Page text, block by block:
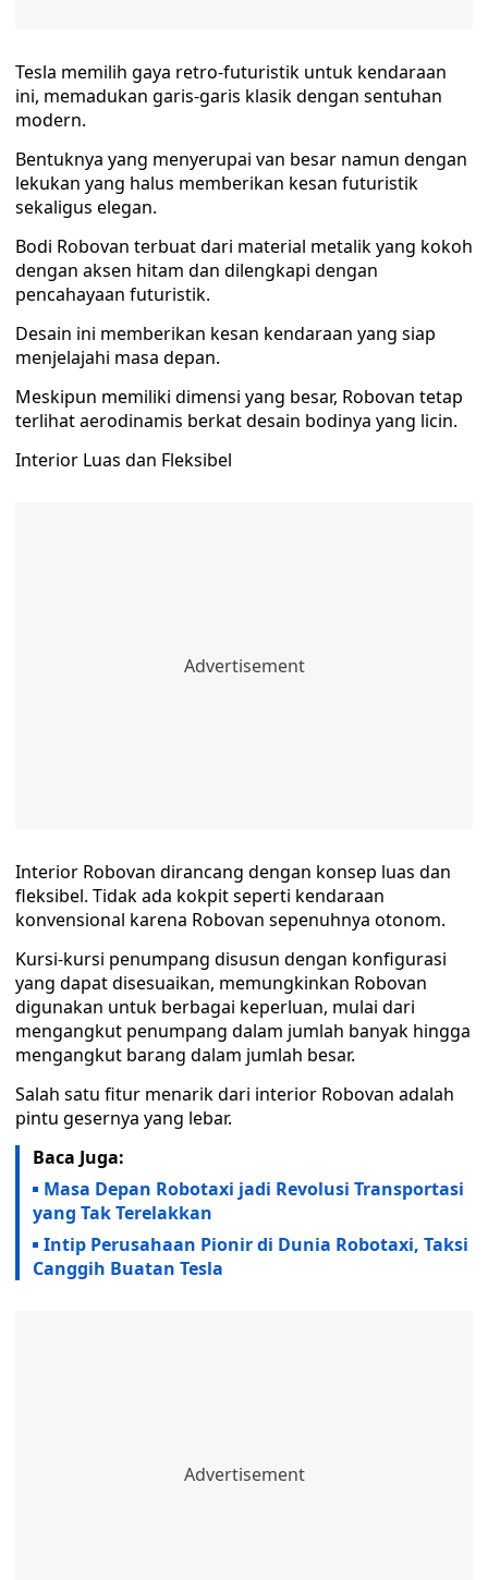
Tesla memilih gaya retro-futuristik untuk kendaraan
ini, memadukan garis-garis klasik dengan sentuhan
modern.
Bentuknya yang menyerupai van besar namun dengan
lekukan yang halus memberikan kesan futuristik
sekaligus elegan.
Bodi Robovan terbuat dari material metalik yang kokoh
dengan aksen hitam dan dilengkapi dengan
pencahayaan futuristik.
Desain ini memberikan kesan kendaraan yang siap
menjelajahi masa depan.
Meskipun memiliki dimensi yang besar, Robovan tetap
terlihat aerodinamis berkat desain bodinya yang licin.
Interior Luas dan Fleksibel
Interior Robovan dirancang dengan konsep luas dan
fleksibel. Tidak ada kokpit seperti kendaraan
konvensional karena Robovan sepenuhnya otonom.
Kursi-kursi penumpang disusun dengan konfigurasi
yang dapat disesuaikan, memungkinkan Robovan
digunakan untuk berbagai keperluan, mulai dari
mengangkut penumpang dalam jumlah banyak hingga
mengangkut barang dalam jumlah besar.
Salah satu fitur menarik dari interior Robovan adalah
pintu gesernya yang lebar.
Baca Juga:
Masa Depan Robotaxi jadi Revolusi Transportasi
yang Tak Terelakkan
Intip Perusahaan Pionir di Dunia Robotaxi, Taksi
Canggih Buatan Tesla